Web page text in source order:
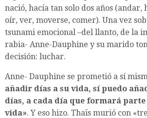
nació, hacía tan solo dos años (andar,
oír, ver, moverse, comer). Una vez
tsunami emocional –del llanto, de la
rabia- Anne-Dauphine y su marido
decisión: luchar.
Anne- Dauphine se prometió a sí
añadir días a su vida, sí puedo
días, a cada día que formará
vida». Y eso hizo. Thaïs murió con